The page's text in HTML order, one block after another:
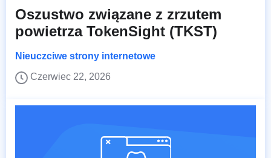
Oszustwo związane z zrzutem
powietrza TokenSight (TKST)
Nieuczciwe strony internetowe
Czerwiec 22, 2026